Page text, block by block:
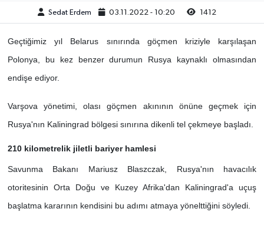
Sedat Erdem 03.11.2022 - 10:20 1412
Geçtiğimiz yıl Belarus sınırında göçmen kriziyle karşılaşan
Polonya, bu kez benzer durumun Rusya kaynaklı olmasından
endişe ediyor.
Varşova yönetimi, olası göçmen akınının önüne geçmek için
Rusya'nın Kaliningrad bölgesi sınırına dikenli tel çekmeye başladı.
210 kilometrelik jiletli bariyer hamlesi
Savunma Bakanı Mariusz Blaszczak, Rusya'nın havacılık
otoritesinin Orta Doğu ve Kuzey Afrika'dan Kaliningrad'a uçuş
başlatma kararının kendisini bu adımı atmaya yönelttiğini söyledi.